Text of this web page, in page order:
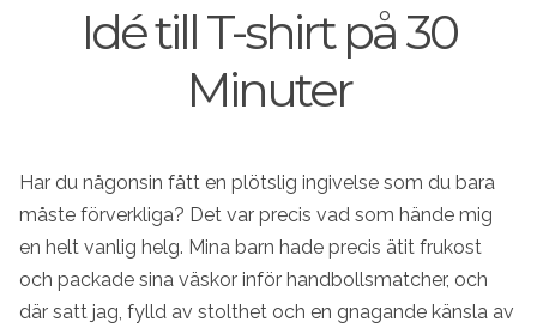
Idé till T-shirt på 30
Minuter
Har du någonsin fått en plötslig ingivelse som du bara
måste förverkliga? Det var precis vad som hände mig
en helt vanlig helg. Mina barn hade precis ätit frukost
och packade sina väskor inför handbollsmatcher, och
där satt jag, fylld av stolthet och en gnagande känsla av